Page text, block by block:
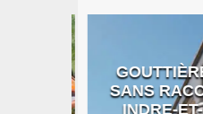
SANS
INDRE-ET-